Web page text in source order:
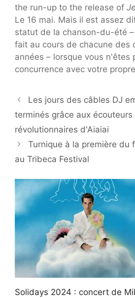
the run-up to the release of
Le 16 mai. Mais il est assez
statut de la chanson-du-été
fait au cours de chacune des
années – lorsque vous n'êtes
concurrence avec votre
Les jours des câbles DJ
terminés grâce aux écouteurs
révolutionnaires d'Aiaiai
Turnique à la première du
au Tribeca Festival
Solidays 2024 : concert de